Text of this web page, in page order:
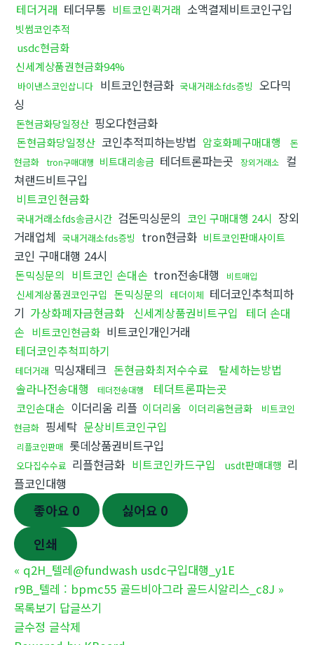
테더거래 테더무통 비트코인퀵거래 소액결제비트코인구입
빗썸코인추적
usdc현금화
신세계상품권현금화94%
바이낸스코인삽니다 비트코인현금화 국내거래소fds증빙 오다믹
싱
돈현금화당일정산 핑오다현금화
돈현금화당일정산 코인추적피하는방법 암호화폐구매대행
돈
현금화
tron구매대행 비트대리송금 테더트론파는곳 장외거래소
컬
쳐랜드비트구입
비트코인현금화
국내거래소fds송금시간 검돈믹싱문의 코인 구매대행 24시 장외
거래업체 국내거래소fds증빙 tron현금화 비트코인판매사이트
코인 구매대행 24시
돈믹싱문의 비트코인 손대손 tron전송대행 비트매입
신세계상품권코인구입 돈믹싱문의 테더이체 테더코인추척피하
기 가상화폐자금현금화 신세계상품권비트구입 테더 손대
손 비트코인현금화 비트코인개인거래
테더코인추척피하기
테더거래 믹싱재테크 돈현금화최저수수료
탈세하는방법
솔라나전송대행
테더전송대행 테더트론파는곳
코인손대손 이더리움 리플 이더리움 이더리움현금화
비트코인
현금화 핑세탁 문상비트코인구입
리플코인판매 롯데상품권비트구입
오다집수수료 리플현금화 비트코인카드구입 usdt판매대행 리
플코인대행
좋아요 0 싫어요 0
인쇄
« q2H_텔레@fundwash usdc구입대행_y1E
r9B_텔레 : bpmc55 골드비아그라 골드시알리스_c8J »
목록보기 답글쓰기
글수정 글삭제